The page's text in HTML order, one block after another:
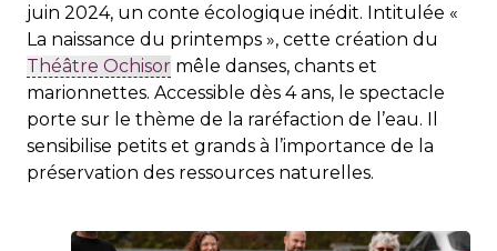
juin 2024, un conte écologique inédit. Intitulée «
La naissance du printemps », cette création du
Théâtre Ochisor mêle danses, chants et
marionnettes. Accessible dès 4 ans, le spectacle
porte sur le thème de la raréfaction de l’eau. Il
sensibilise petits et grands à l’importance de la
préservation des ressources naturelles.